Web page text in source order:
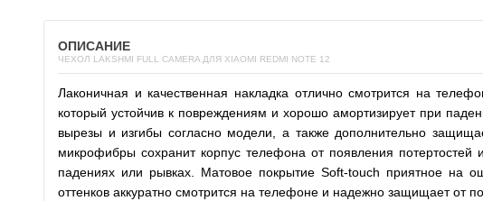
ОПИСАНИЕ
ЧЕХОЛ LAKSHMI FULL CAMERA ДЛЯ XIAOMI REDMI NOTE 12
Лаконичная и качественная накладка отлично смотрится на
который устойчив к повреждениям и хорошо амортизирует при
вырезы и изгибы согласно модели, а также дополнительно
микрофибры сохранит корпус телефона от появления
падениях или рывках. Матовое покрытие Soft-touch приятное на
оттенков аккуратно смотрится на телефоне и надежно защищает от